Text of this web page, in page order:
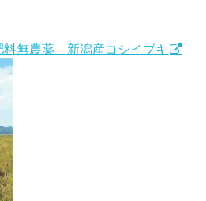
無農薬 新潟産コシイブキ